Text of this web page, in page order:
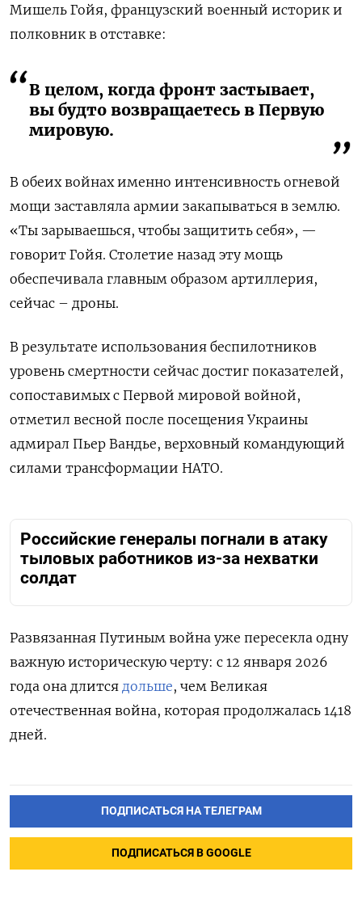
Мишель Гойя, французский военный историк и
полковник в отставке:
В целом, когда фронт застывает,
вы будто возвращаетесь в Первую
мировую.
В обеих войнах именно интенсивность огневой
мощи заставляла армии закапываться в землю.
«Ты зарываешься, чтобы защитить себя», —
говорит Гойя. Столетие назад эту мощь
обеспечивала главным образом артиллерия,
сейчас – дроны.
В результате использования беспилотников
уровень смертности сейчас достиг показателей,
сопоставимых с Первой мировой войной,
отметил весной после посещения Украины
адмирал Пьер Вандье, верховный командующий
силами трансформации НАТО.
Российские генералы погнали в атаку
тыловых работников из-за нехватки
солдат
Развязанная Путиным война уже пересекла одну
важную историческую черту: с 12 января 2026
года она длится дольше, чем Великая
отечественная война, которая продолжалась 1418
дней.
ПОДПИСАТЬСЯ НА ТЕЛЕГРАМ
ПОДПИСАТЬСЯ В GOOGLE